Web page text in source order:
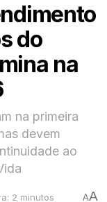
do
na
na primeira
devem
ao
2 minutos AA